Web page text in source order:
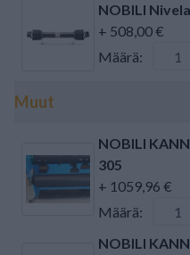
NOBILI
+ 508,00 €
Määrä:
Muut
NOBILI
305
+ 1059,96 €
Määrä:
NOBILI